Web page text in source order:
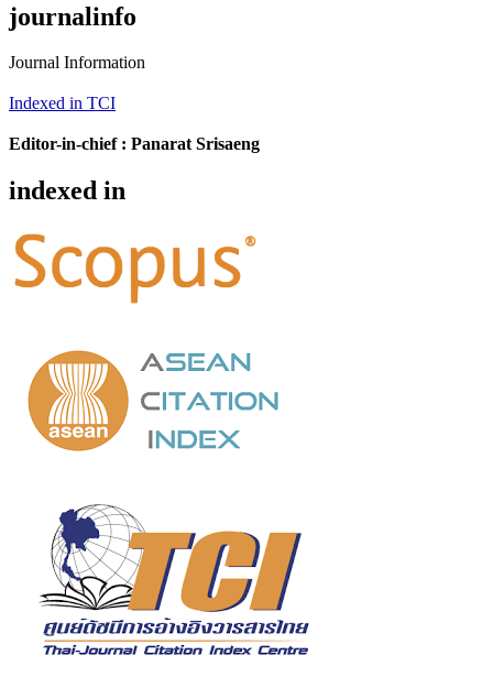
journalinfo
Journal Information
Indexed in TCI
Editor-in-chief : Panarat Srisaeng
indexed in